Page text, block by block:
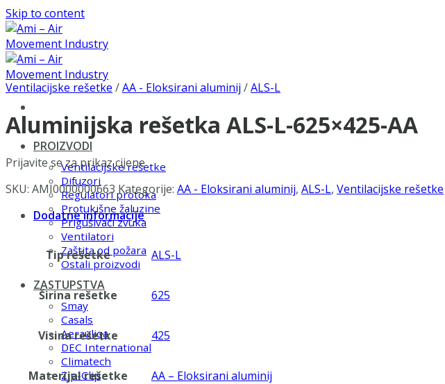
Skip to content
PROIZVODI
Ventilacijske rešetke
Difuzori
Regulatori protoka
Protukišne žaluzine
Prigušivači zvuka
Ventilatori
Zaštita od požara
Ostali proizvodi
ZASTUPSTVA
Smay
Casals
Aerauliqa
DEC International
Climatech
Zip-Clip
Ventilacijske rešetke /AA - Eloksirani aluminij /ALS-L
Aluminijska rešetka ALS-L-625×425-AA
Prijavite se za prikaz cijene
SKU: AMI0000000663 Kategorije: AA - Eloksirani aluminij, ALS-L, Ventilacijske rešetke
Dodatne informacije
Tip rešetke ALS-L
Širina rešetke 625
Visina rešetke 425
Materijal rešetke AA – Eloksirani aluminij